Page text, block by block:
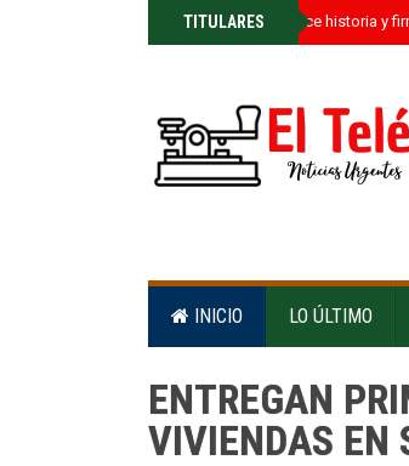
TITULARES
»Kamil Castillo hace historia y
INICIO LO ÚLTIMO
ENTREGAN
VIVIENDAS EN